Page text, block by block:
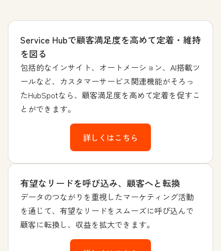
Service Hubで顧客満足度を高めて定着・維持
を図る
包括的なインサイト、オートメーション、AI搭載ツ
ールなど、カスタマーサービス関連機能がそろっ
たHubSpotなら、顧客満足度を高めて定着を促すこ
とができます。
詳しくはこちら
有望なリードを呼び込み、顧客へと転換
データのつながりを重視したマーケティング活動
を通じて、有望なリードをスムーズに呼び込んで
顧客に転換し、収益を拡大できます。